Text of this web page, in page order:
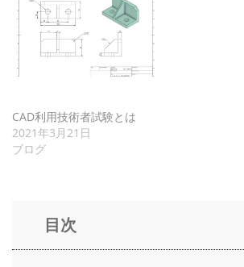
CAD利用技術者試験とは
2021年3月21日
ブログ
目次